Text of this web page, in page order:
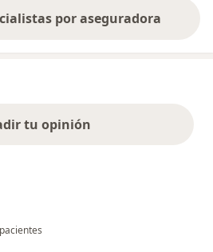
por aseguradora
tu opinión